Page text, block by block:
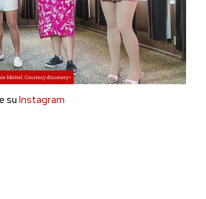
Mattel. Courtesy discovery+
e su Instagram